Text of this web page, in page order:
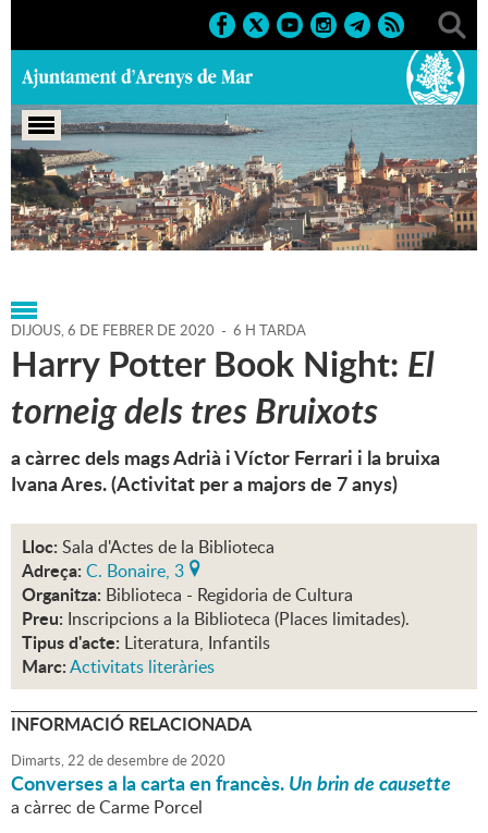
Portada > Agenda > 06-02-
2020 > Marcs > Culturals > 2020 > Activitats literàries
DIJOUS,6 DE FEBRER DE 2020 - 6 H TARDA
Harry Potter Book Night: El
torneig dels tres Bruixots
a càrrec dels mags Adrià i Víctor Ferrari i la bruixa
Ivana Ares. (Activitat per a majors de 7 anys)
Lloc: Sala d'Actes de la Biblioteca
Adreça: C. Bonaire, 3
Organitza: Biblioteca - Regidoria de Cultura
Preu: Inscripcions a la Biblioteca (Places limitades).
Tipus d'acte: Literatura, Infantils
Marc:Activitats literàries
INFORMACIÓ RELACIONADA
Dimarts,22 dedesembrede2020
Converses a la carta en francès.Un brin de causette
a càrrec de Carme Porcel